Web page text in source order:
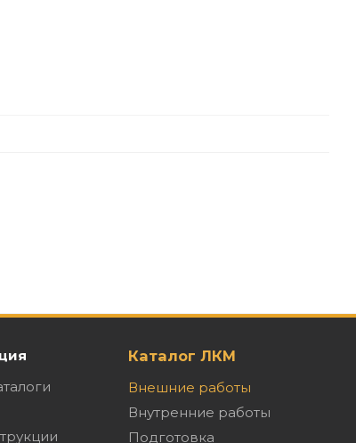
Каталог ЛКМ
Внешние работы
Внутренние работы
Подготовка